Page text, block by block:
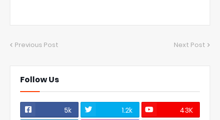
Previous Post Next Post
Follow Us
5k 1.2k
43K